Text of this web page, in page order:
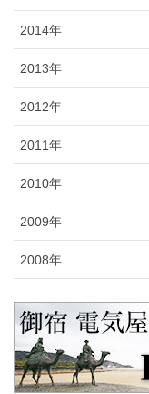
2014年
2013年
2012年
2011年
2010年
2009年
2008年